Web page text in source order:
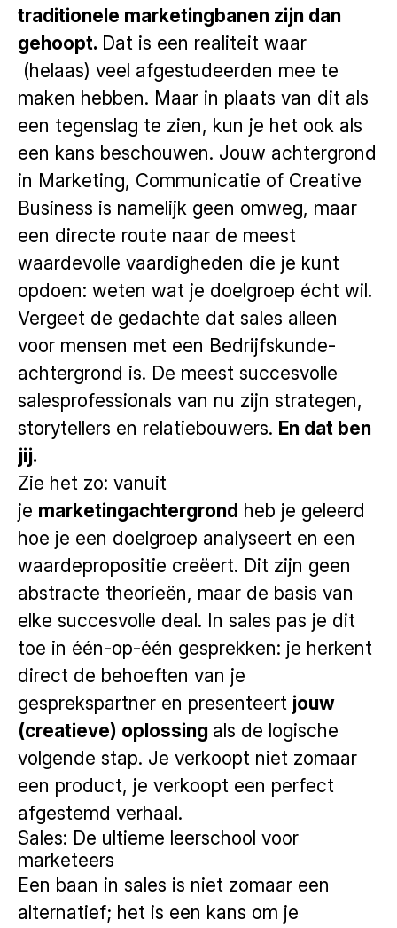
traditionele marketingbanen zijn dan
gehoopt. Dat is een realiteit waar
(helaas) veel afgestudeerden mee te
maken hebben. Maar in plaats van dit als
een tegenslag te zien, kun je het ook als
een kans beschouwen. Jouw achtergrond
in Marketing, Communicatie of Creative
Business is namelijk geen omweg, maar
een directe route naar de meest
waardevolle vaardigheden die je kunt
opdoen: weten wat je doelgroep écht wil.
Vergeet de gedachte dat sales alleen
voor mensen met een Bedrijfskunde-
achtergrond is. De meest succesvolle
salesprofessionals van nu zijn strategen,
storytellers en relatiebouwers. En dat ben
jij.
Zie het zo: vanuit
je marketingachtergrond heb je geleerd
hoe je een doelgroep analyseert en een
waardepropositie creëert. Dit zijn geen
abstracte theorieën, maar de basis van
elke succesvolle deal. In sales pas je dit
toe in één-op-één gesprekken: je herkent
direct de behoeften van je
gesprekspartner en presenteert jouw
(creatieve) oplossing als de logische
volgende stap. Je verkoopt niet zomaar
een product, je verkoopt een perfect
afgestemd verhaal.
Sales: De ultieme leerschool voor
marketeers
Een baan in sales is niet zomaar een
alternatief; het is een kans om je